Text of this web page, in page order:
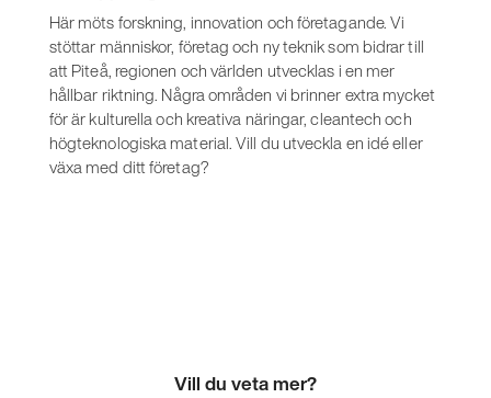
Här möts forskning, innovation och företagande. Vi
stöttar människor, företag och ny teknik som bidrar till
att Piteå, regionen och världen utvecklas i en mer
hållbar riktning. Några områden vi brinner extra mycket
för är kulturella och kreativa näringar, cleantech och
högteknologiska material. Vill du utveckla en idé eller
växa med ditt företag?
Vill du veta mer?